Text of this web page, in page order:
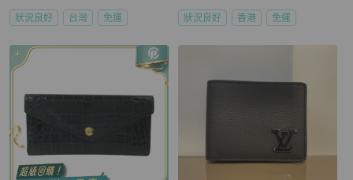
狀況良好 台灣 免運 狀況良好 香港 免運